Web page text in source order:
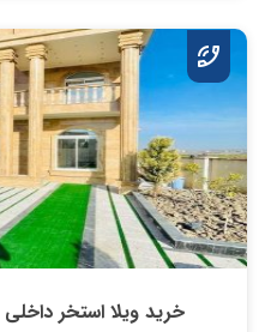
خرید ویلا استخر